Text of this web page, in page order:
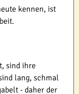
kennen, ist
sind ihre
lang, schmal
- daher der